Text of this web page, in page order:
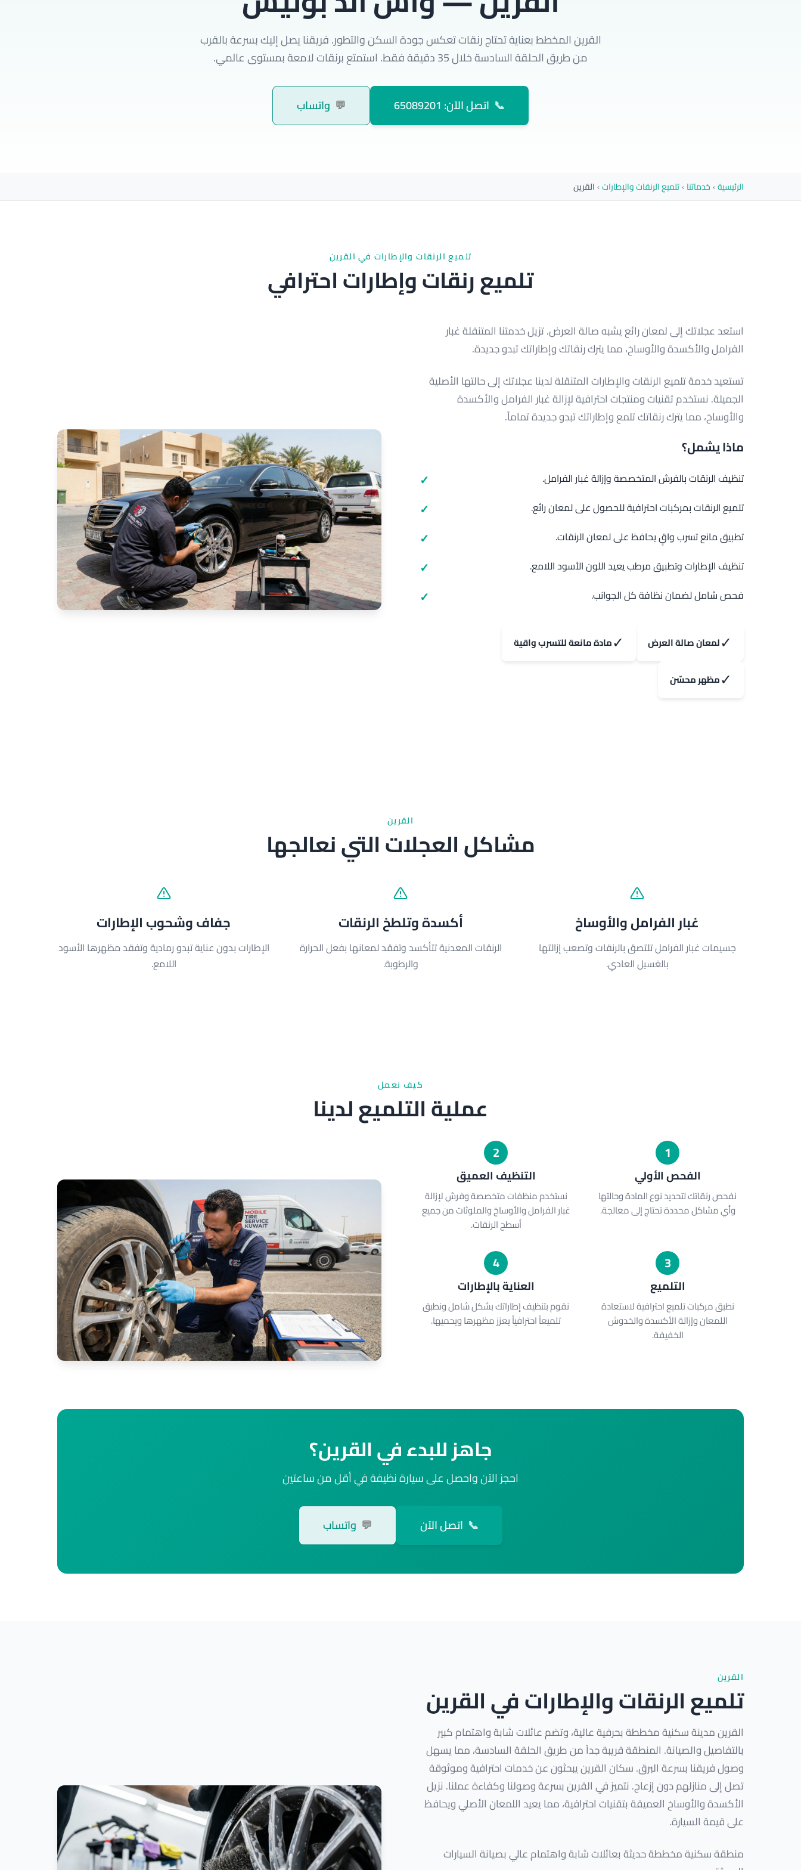
القرين المخطط بعناية تحتاج رنقات تعكس جودة السكن والتطور. فريقنا يصل إليك بسرعة بالقرب
من طريق الحلقة السادسة خلال 35 دقيقة فقط. استمتع برنقات لامعة بمستوى عالمي.
📞 اتصل الآن: 65089201 💬 واتساب
الرئيسية›خدماتنا›تلميع الرنقات والإطارات›القرين
تلميع الرنقات والإطارات في القرين
تلميع رنقات وإطارات احترافي
استعد عجلاتك إلى لمعان رائع يشبه صالة العرض. تزيل خدمتنا المتنقلة غبار
الفرامل والأكسدة والأوساخ، مما يترك رنقاتك وإطاراتك تبدو جديدة.
تستعيد خدمة تلميع الرنقات والإطارات المتنقلة لدينا عجلاتك إلى حالتها الأصلية
الجميلة. نستخدم تقنيات ومنتجات احترافية لإزالة غبار الفرامل والأكسدة
والأوساخ، مما يترك رنقاتك تلمع وإطاراتك تبدو جديدة تماماً.
ماذا يشمل؟
تنظيف الرنقات بالفرش المتخصصة وإزالة غبار الفرامل.
تلميع الرنقات بمركبات احترافية للحصول على لمعان رائع.
تطبيق مانع تسرب واقٍ يحافظ على لمعان الرنقات.
تنظيف الإطارات وتطبيق مرطب يعيد اللون الأسود اللامع.
فحص شامل لضمان نظافة كل الجوانب.
✓لمعان صالة العرض ✓مادة مانعة للتسرب واقية
✓مظهر محسّن
القرين
مشاكل العجلات التي نعالجها
غبار الفرامل والأوساخ
جسيمات غبار الفرامل تلتصق بالرنقات وتصعب إزالتها
بالغسيل العادي.
أكسدة وتلطخ الرنقات
الرنقات المعدنية تتأكسد وتفقد لمعانها بفعل الحرارة
والرطوبة.
جفاف وشحوب الإطارات
الإطارات بدون عناية تبدو رمادية وتفقد مظهرها الأسود
اللامع.
كيف نعمل
عملية التلميع لدينا
1
الفحص الأولي
نفحص رنقاتك لتحديد نوع المادة وحالتها
وأي مشاكل محددة تحتاج إلى معالجة.
2
التنظيف العميق
نستخدم منظفات متخصصة وفرش لإزالة
غبار الفرامل والأوساخ والملوثات من جميع
أسطح الرنقات.
3
التلميع
نطبق مركبات تلميع احترافية لاستعادة
اللمعان وإزالة الأكسدة والخدوش
الخفيفة.
4
العناية بالإطارات
نقوم بتنظيف إطاراتك بشكل شامل ونطبق
تلميعاً احترافياً يعزز مظهرها ويحميها.
جاهز للبدء في القرين؟
احجز الآن واحصل على سيارة نظيفة في أقل من ساعتين
📞 اتصل الآن 💬 واتساب
القرين
تلميع الرنقات والإطارات في القرين
القرين مدينة سكنية مخططة بحرفية عالية، وتضم عائلات شابة واهتمام كبير
بالتفاصيل والصيانة. المنطقة قريبة جداً من طريق الحلقة السادسة، مما يسهل
وصول فريقنا بسرعة البرق. سكان القرين يبحثون عن خدمات احترافية وموثوقة
تصل إلى منازلهم دون إزعاج. نتميز في القرين بسرعة وصولنا وكفاءة عملنا. نزيل
الأكسدة والأوساخ العميقة بتقنيات احترافية، مما يعيد اللمعان الأصلي ويحافظ
على قيمة السيارة.
منطقة سكنية مخططة حديثة بعائلات شابة واهتمام عالي بصيانة السيارات